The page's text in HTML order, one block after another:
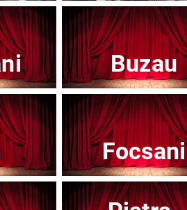
Stagiunea 2025-2026
mai multe evenimente
Buzau
Focsani